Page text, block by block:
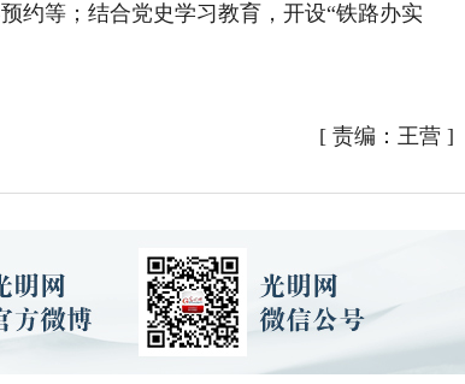
约等；结合党史学习教育，开设“铁路办实
[ 责编：王营]